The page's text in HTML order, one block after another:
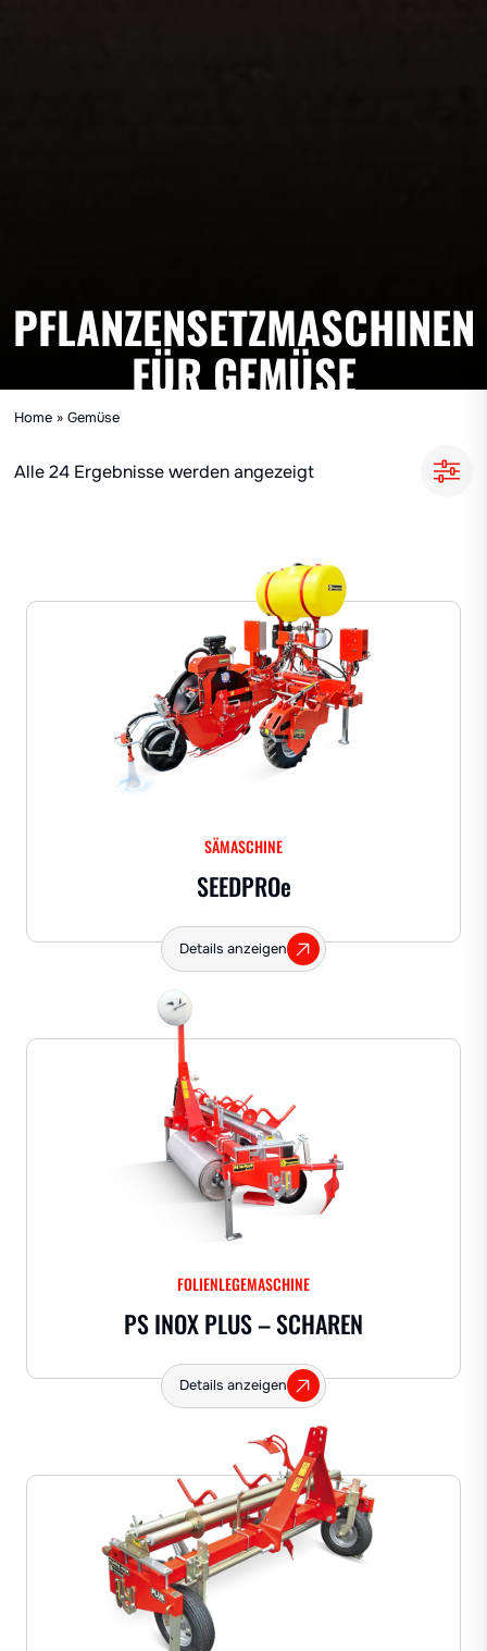
PFLANZENSETZMASCHINEN
FÜR GEMÜSE
Home »Gemüse
Alle 24 Ergebnisse werden angezeigt
SÄMASCHINE
SEEDPROe
Details anzeigen
FOLIENLEGEMASCHINE
PS INOX PLUS – SCHAREN
Details anzeigen